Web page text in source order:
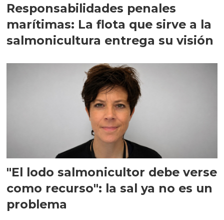
Responsabilidades penales
marítimas: La flota que sirve a la
salmonicultura entrega su visión
"El lodo salmonicultor debe verse
como recurso": la sal ya no es un
problema